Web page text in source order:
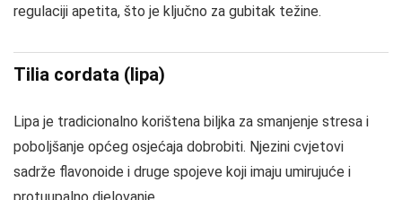
regulaciji apetita, što je ključno za gubitak težine.
Tilia cordata (lipa)
Lipa je tradicionalno korištena biljka za smanjenje stresa i
poboljšanje općeg osjećaja dobrobiti. Njezini cvjetovi
sadrže flavonoide i druge spojeve koji imaju umirujuće i